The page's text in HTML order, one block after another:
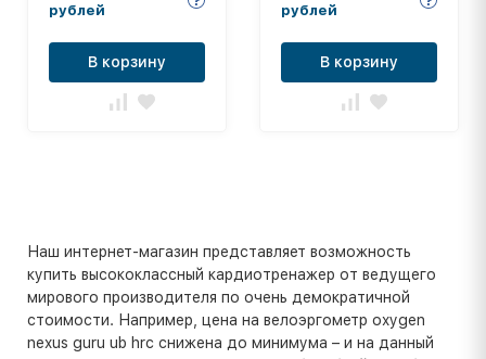
рублей
В корзину
рублей
В корзину
Наш интернет-магазин представляет возможность
купить высококлассный кардиотренажер от ведущего
мирового производителя по очень демократичной
стоимости. Например, цена на велоэргометр oxygen
nexus guru ub hrc снижена до минимума – и на данный